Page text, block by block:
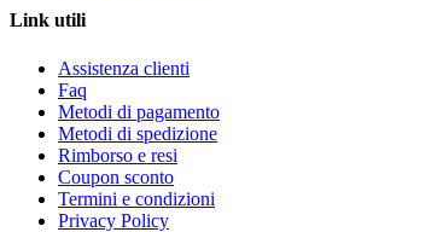
Link utili
Assistenza clienti
Faq
Metodi di pagamento
Metodi di spedizione
Rimborso e resi
Coupon sconto
Termini e condizioni
Privacy Policy